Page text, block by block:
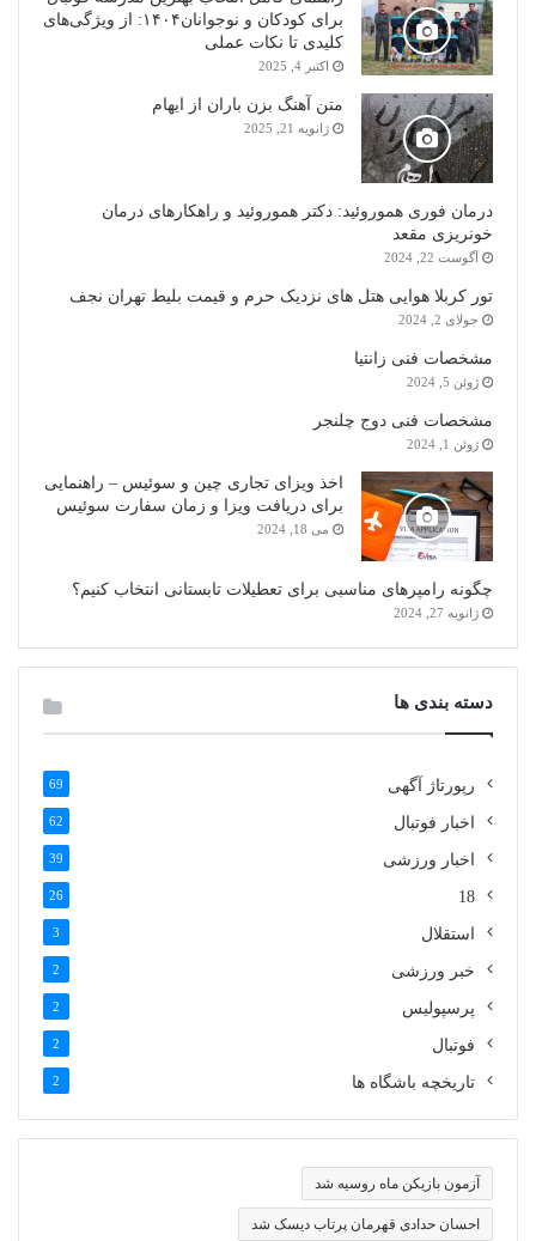
برای کودکان و نوجوانان۱۴۰۴: از ویژگی‌های
کلیدی تا نکات عملی
اکتبر 4, 2025
متن آهنگ بزن باران از ایهام
ژانویه 21, 2025
درمان فوری هموروئید: دکتر هموروئید و راهکارهای درمان
خونریزی مقعد
آگوست 22, 2024
تور کربلا هوایی هتل های نزدیک حرم و قیمت بلیط تهران نجف
جولای 2, 2024
مشخصات فنی زانتیا
ژوئن 5, 2024
مشخصات فنی دوج چلنجر
ژوئن 1, 2024
اخذ ویزای تجاری چین و سوئیس – راهنمایی
برای دریافت ویزا و زمان سفارت سوئیس
می 18, 2024
چگونه رامپرهای مناسبی برای تعطیلات تابستانی انتخاب کنیم؟
ژانویه 27, 2024
دسته بندی ها
رپورتاژ آگهی 69
اخبار فوتبال 62
اخبار ورزشی 39
18
26
استقلال 3
خبر ورزشی 2
پرسپولیس 2
فوتبال 2
تاریخچه باشگاه ها 2
آزمون بازیکن ماه روسیه شد
احسان حدادی قهرمان پرتاب دیسک شد